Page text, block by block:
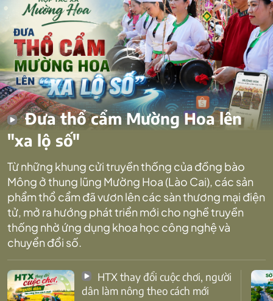
Đưa thổ cẩm Mường Hoa lên
"xa lộ số"
Từ những khung cửi truyền thống của đồng bào
Mông ở thung lũng Mường Hoa (Lào Cai), các sản
phẩm thổ cẩm đã vươn lên các sàn thương mại điện
tử, mở ra hướng phát triển mới cho nghề truyền
thống nhờ ứng dụng khoa học công nghệ và
chuyển đổi số.
dân làm nông theo cách mới